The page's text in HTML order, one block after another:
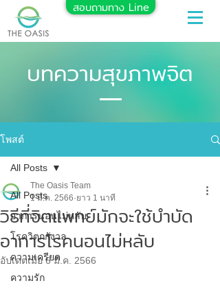
สอบถามทาง Line
บทความสุขภาพจิต
โพสต์
All Posts
อาการนอนไม่หลับ
โรควิตกกังวล
ความเครียด
ความรัก
All Posts
วิธีที่จิตแพทย์มักจะใช้บำบัด
อาการโรคนอนไม่หลับ
The Oasis Team
1 มี.ค. 2566 ยาว 1 นาที
อัปเดตเมื่อ6 มี.ค. 2566